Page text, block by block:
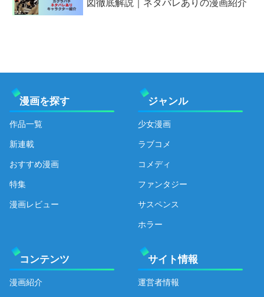
図徹底解説｜ネタバレありの漫画紹介
漫画を探す
作品一覧
新連載
おすすめ漫画
特集
漫画レビュー
ジャンル
少女漫画
ラブコメ
コメディ
ファンタジー
サスペンス
ホラー
コンテンツ
漫画紹介
サイト情報
運営者情報